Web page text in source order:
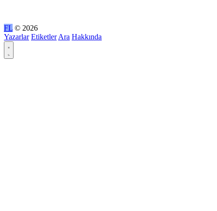
FL © 2026
Yazarlar Etiketler Ara Hakkında